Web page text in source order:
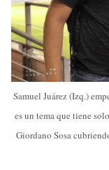
Samuel Juárez (Izq.)
es un tema que tiene
Giordano Sosa